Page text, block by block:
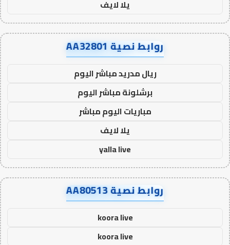
يلا لايف
روابط نصية AA32801
ريال مدريد مباشر اليوم
برشلونة مباشر اليوم
مباريات اليوم مباشر
يلا لايف
yalla live
روابط نصية AA80513
koora live
koora live